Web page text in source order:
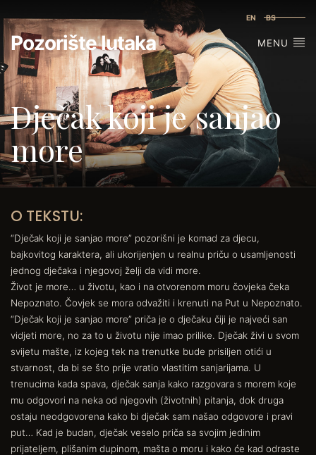
EN BS
Pozorište lutaka MENU
Dječak koji je sanjao
more
O TEKSTU:
“Dječak koji je sanjao more” pozorišni je komad za djecu,
bajkovitog karaktera, ali ukorijenjen u realnu priču o usamljenosti
jednog dječaka i njegovoj želji da vidi more.
Život je more… u životu, kao i na otvorenom moru čovjeka čeka
Nepoznato. Čovjek se mora odvažiti i krenuti na Put u Nepoznato.
“Dječak koji je sanjao more” priča je o dječaku čiji je najveći san
vidjeti more, no za to u životu nije imao prilike. Dječak živi u svom
svijetu mašte, iz kojeg tek na trenutke bude prisiljen otići u
stvarnost, da bi se što prije vratio vlastitim sanjarijama. U
trenucima kada spava, dječak sanja kako razgovara s morem koje
mu odgovori na neka od njegovih (životnih) pitanja, dok druga
ostaju neodgovorena kako bi dječak sam našao odgovore i pravi
put… Kad je budan, dječak veselo priča sa svojim jedinim
prijateljem, plišanim dupinom, mašta o moru i kako će kad odraste